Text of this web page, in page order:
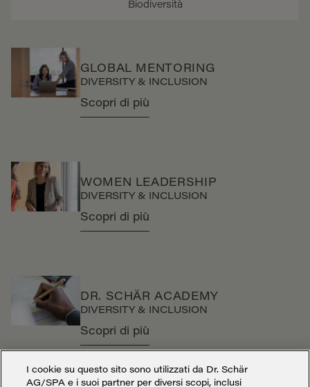
Biodiversità
GLOBAL MENTORING
DIVERSITY & INCLUSION
Scopri di più
WOMEN LEADERSHIP
DIVERSITY & INCLUSION
Scopri di più
DR. SCHÄR ACADEMY
DIVERSITY & INCLUSION
Scopri di più
I cookie su questo sito sono utilizzati da Dr. Schär
AG/SPA e i suoi partner per diversi scopi, inclusi